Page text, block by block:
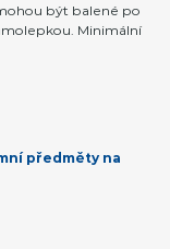
být balené po
Minimální
předměty na